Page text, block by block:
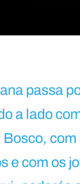
passa
a lado
e com os